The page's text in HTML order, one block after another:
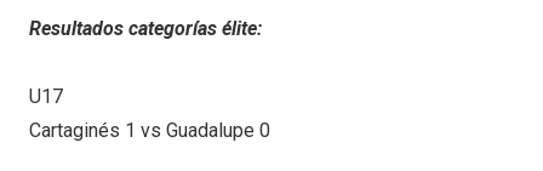
Resultados categorías élite:
U17
Cartaginés 1 vs Guadalupe 0